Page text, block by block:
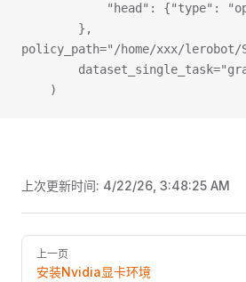
"head": {"type":
        },
policy_path="/home/xxx/lerobot/
    )
上次更新时间: 4/22/26, 3:48:25 AM
Pager
上一页
安装Nvidia显卡环境